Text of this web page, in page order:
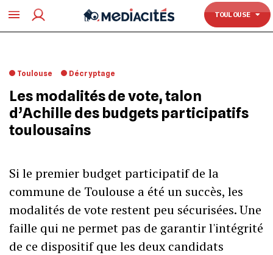
TOULOUSE
TOULOUSE
Toulouse Décryptage
Les modalités de vote, talon
d’Achille des budgets participatifs
toulousains
Si le premier budget participatif de la
commune de Toulouse a été un succès, les
modalités de vote restent peu sécurisées. Une
faille qui ne permet pas de garantir l'intégrité
de ce dispositif que les deux candidats